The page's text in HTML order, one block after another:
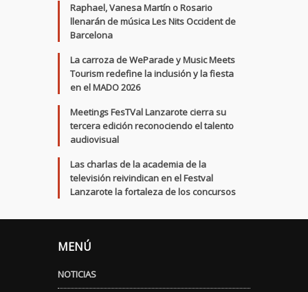
Raphael, Vanesa Martín o Rosario
llenarán de música Les Nits Occident de
Barcelona
La carroza de WeParade y Music Meets
Tourism redefine la inclusión y la fiesta
en el MADO 2026
Meetings FesTVal Lanzarote cierra su
tercera edición reconociendo el talento
audiovisual
Las charlas de la academia de la
televisión reivindican en el Festval
Lanzarote la fortaleza de los concursos
MENÚ
NOTICIAS